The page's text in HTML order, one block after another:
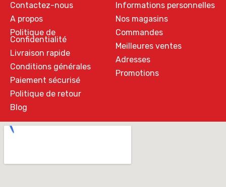
Contactez-nous
A propos
Politique de
Confidentialité
Livraison rapide
Conditions générales
Paiement sécurisé
Politique de retour
Blog
Informations personnelles
Nos magasins
Commandes
Meilleures ventes
Adresses
Promotions